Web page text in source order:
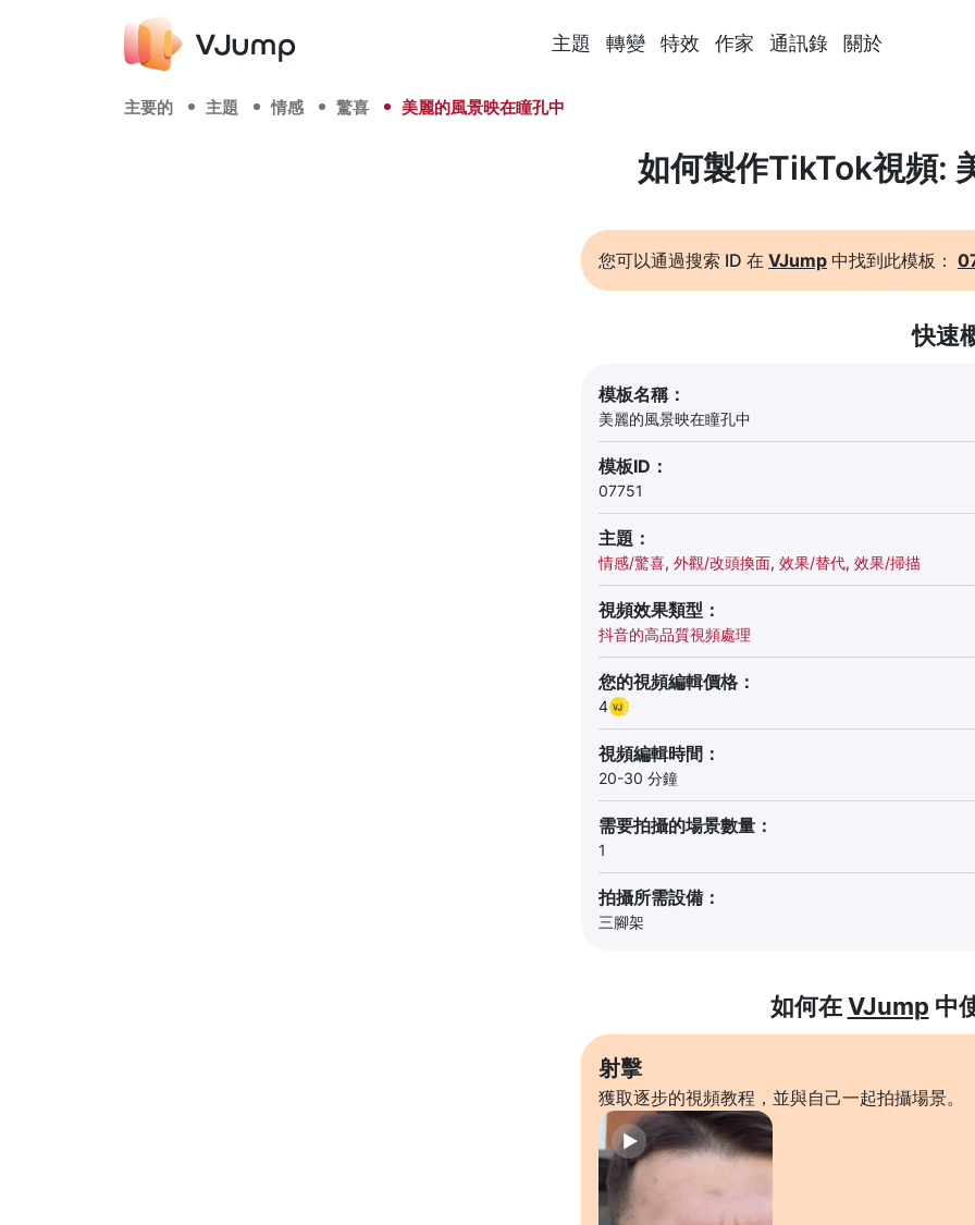
主題 轉變 特效 作家 通訊錄 關於
主要的 主題 情感 驚喜 美麗的風景映在瞳孔中
如何製作TikTok視頻:
您可以通過搜索 ID 在 VJump 中找到此模板：
快速
模板名稱：
美麗的風景映在瞳孔中
模板ID：
07751
主題：
情感/驚喜, 外觀/改頭換面, 效果/替代, 效果/掃描
視頻效果類型：
抖音的高品質視頻處理
您的視頻編輯價格：
4
視頻編輯時間：
20-30 分鐘
需要拍攝的場景數量：
1
拍攝所需設備：
三腳架
如何在VJump 中
射擊
獲取逐步的視頻教程，並與自己一起拍攝場景。